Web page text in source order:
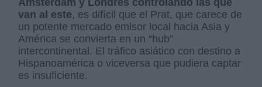
Ámsterdam y Londres controlando las que
van al este, es difícil que el Prat, que carece de
un potente mercado emisor local hacia Asia y
América se convierta en un “hub”
intercontinental. El tráfico asiático con destino a
Hispanoamérica o viceversa que pudiera captar
es insuficiente.